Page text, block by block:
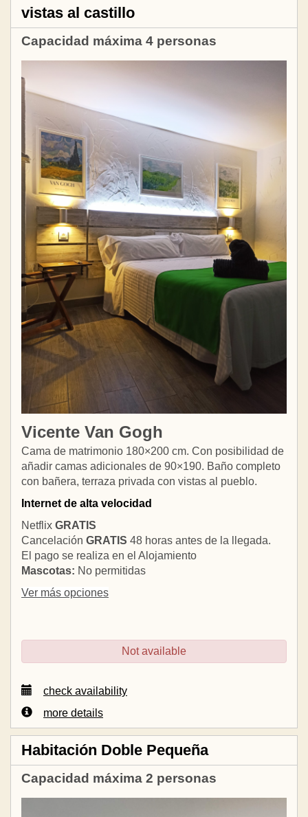
vistas al castillo
Capacidad máxima 4 personas
Vicente Van Gogh
Cama de matrimonio 180×200 cm. Con posibilidad de
añadir camas adicionales de 90×190. Baño completo
con bañera, terraza privada con vistas al pueblo.
Internet de alta velocidad
Netflix GRATIS
Cancelación GRATIS 48 horas antes de la llegada.
El pago se realiza en el Alojamiento
Mascotas: No permitidas
Ver más opciones
Not available
check availability
more details
Habitación Doble Pequeña
Capacidad máxima 2 personas